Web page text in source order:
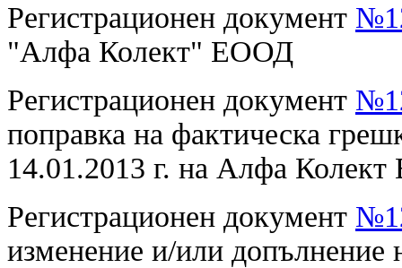
Регистрационен документ
"Алфа Колект" ЕООД
Регистрационен документ
поправка на фактическа
14.01.2013 г. на Алфа
Регистрационен документ
изменение и/или допълнение